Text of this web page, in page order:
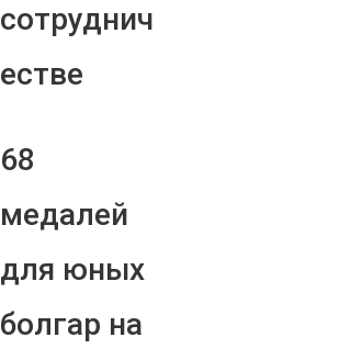
сотруднич
естве
68
медалей
для юных
болгар на